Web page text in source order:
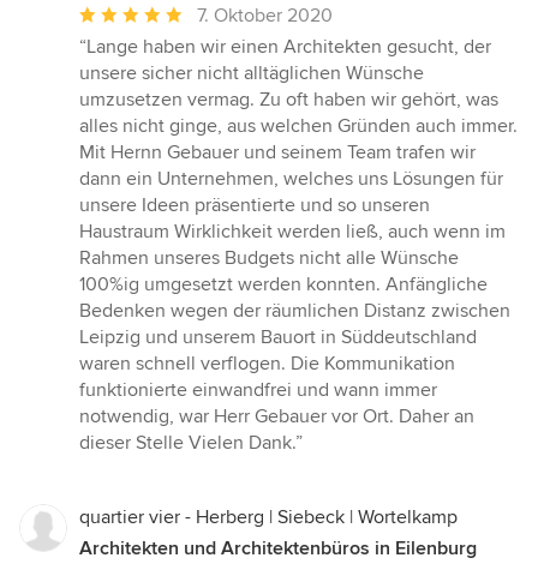
Durchschnittliche
Bewertung:
5
von
5
Sternen
7. Oktober 2020
“Lange haben wir einen Architekten gesucht, der
unsere sicher nicht alltäglichen Wünsche
umzusetzen vermag. Zu oft haben wir gehört, was
alles nicht ginge, aus welchen Gründen auch immer.
Mit Hernn Gebauer und seinem Team trafen wir
dann ein Unternehmen, welches uns Lösungen für
unsere Ideen präsentierte und so unseren
Haustraum Wirklichkeit werden ließ, auch wenn im
Rahmen unseres Budgets nicht alle Wünsche
100%ig umgesetzt werden konnten. Anfängliche
Bedenken wegen der räumlichen Distanz zwischen
Leipzig und unserem Bauort in Süddeutschland
waren schnell verflogen. Die Kommunikation
funktionierte einwandfrei und wann immer
notwendig, war Herr Gebauer vor Ort. Daher an
dieser Stelle Vielen Dank.”
quartier vier - Herberg | Siebeck | Wortelkamp
Architekten und Architektenbüros in Eilenburg